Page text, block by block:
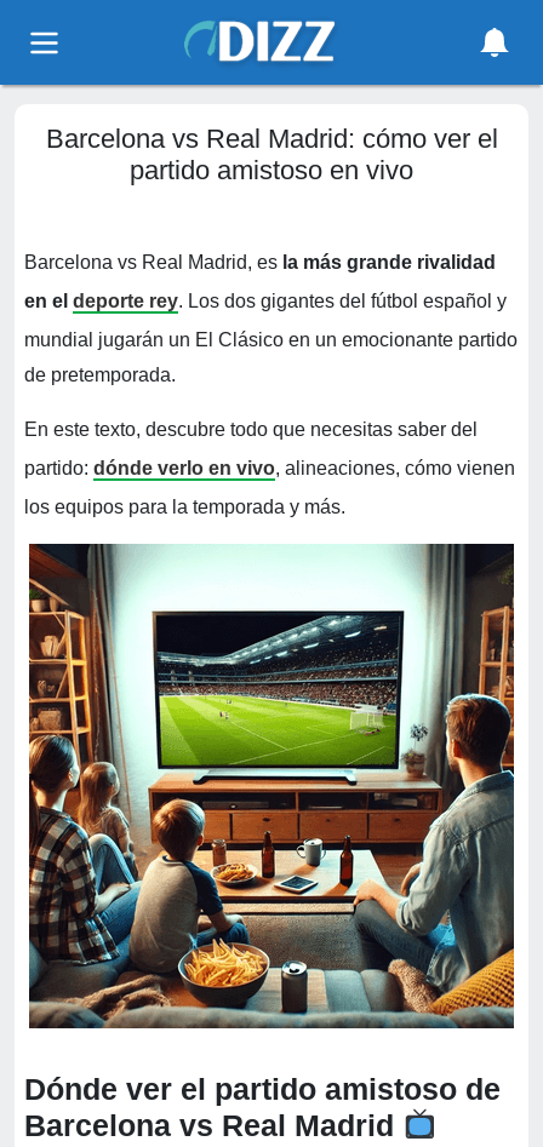
Barcelona vs Real Madrid: cómo ver el
partido amistoso en vivo
Barcelona vs Real Madrid, es la más grande rivalidad
en el deporte rey. Los dos gigantes del fútbol español y
mundial jugarán un El Clásico en un emocionante partido
de pretemporada.
En este texto, descubre todo que necesitas saber del
partido: dónde verlo en vivo, alineaciones, cómo vienen
los equipos para la temporada y más.
Dónde ver el partido amistoso de
Barcelona vs Real Madrid